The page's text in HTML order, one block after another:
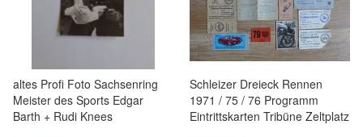
altes Profi Foto Sachsenring
Meister des Sports Edgar
Barth + Rudi Knees
Schleizer Dreieck Rennen
1971 / 75 / 76 Programm
Eintrittskarten Tribüne Zeltplatz